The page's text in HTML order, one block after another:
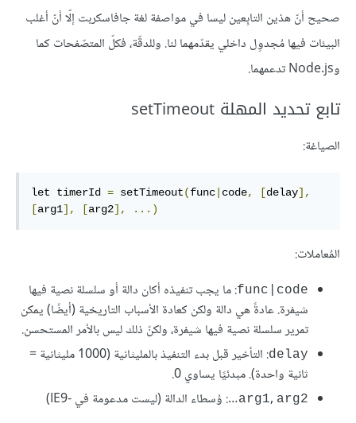
صحيح أنّ هذين التابِعين ليسا في مواصفة لغة جافاسكربت إلّا أنّ أغلب
البيئات فيها مُجدوِل داخلي يقدّمهما لنا. وللدقّة، فكلّ المتصّفحات كما
وNode.js تدعمهما.
تابع تحديد المهلة setTimeout
الصياغة:
let timerId = setTimeout(func code, [delay],
[arg1], [arg2], ...)
المُعاملات:
func|code: ما يجب تنفيذه أكان دالة أو سلسلة نصية فيها
شيفرة. عادةً هي دالة ولكن كعادة الأسباب التاريخية (أيضًا) يمكن
تمرير سلسلة نصية فيها شيفرة، ولكنّ ذلك ليس بالأمر المستحسن.
delay
: التأخير قبل بدء التنفيذ بالمليثانية (1000 مليثانية =
ثانية واحدة). مبدئيًا يساوي 0.
arg1‎, ‎ arg2
…: وُسطاء الدالة (ليست مدعومة في IE9-‎)